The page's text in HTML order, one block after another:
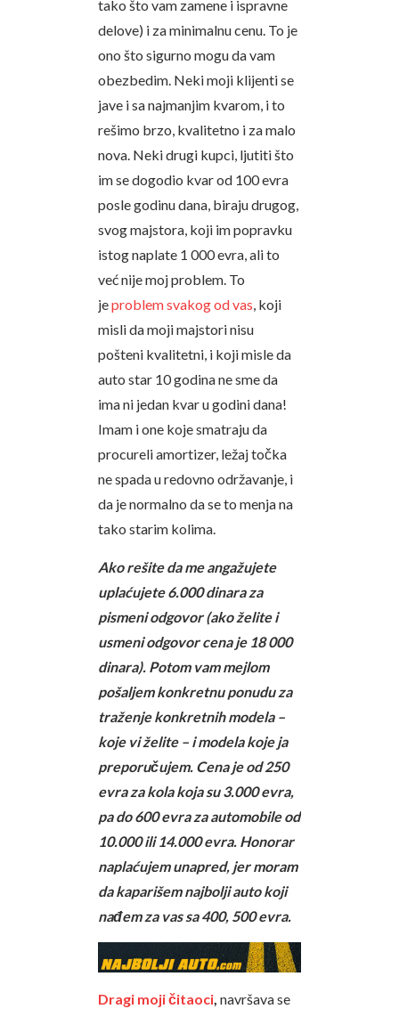
tako što vam zamene i ispravne
delove) i za minimalnu cenu. To je
ono što sigurno mogu da vam
obezbedim. Neki moji klijenti se
jave i sa najmanjim kvarom, i to
rešimo brzo, kvalitetno i za malo
nova. Neki drugi kupci, ljutiti što
im se dogodio kvar od 100 evra
posle godinu dana, biraju drugog,
svog majstora, koji im popravku
istog naplate 1 000 evra, ali to
već nije moj problem. To
jeproblem svakog od vas, koji
misli da moji majstori nisu
pošteni kvalitetni, i koji misle da
auto star 10 godina ne sme da
ima ni jedan kvar u godini dana!
Imam i one koje smatraju da
procureli amortizer, ležaj točka
ne spada u redovno održavanje, i
da je normalno da se to menja na
tako starim kolima.
Ako rešite da me angažujete
uplaćujete 6.000 dinara za
pismeni odgovor (ako želite i
usmeni odgovor cena je 18 000
dinara). Potom vam mejlom
pošaljem konkretnu ponudu za
traženje konkretnih modela –
koje vi želite – i modela koje ja
preporučujem. Cena je od 250
evra za kola koja su 3.000 evra,
pa do 600 evra za automobile od
10.000 ili 14.000 evra. Honorar
naplaćujem unapred, jer moram
da kaparišem najbolji auto koji
nađem za vas sa 400, 500 evra.
Dragi moji čitaoci, navršava se